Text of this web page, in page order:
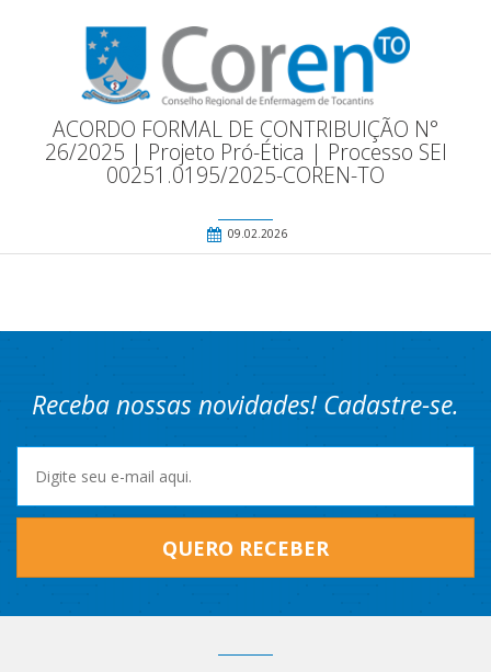
ACORDO FORMAL DE CONTRIBUIÇÃO N°
26/2025 | Projeto Pró-Ética | Processo SEI
00251.0195/2025-COREN-TO
09.02.2026
Receba nossas novidades! Cadastre-se.
QUERO RECEBER